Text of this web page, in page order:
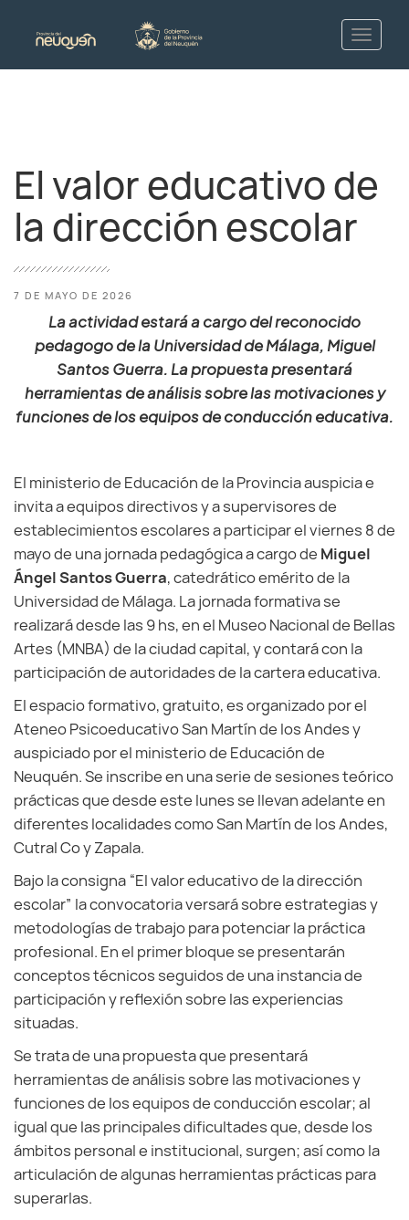
El valor educativo de
la dirección escolar
7 DE MAYO DE 2026
La actividad estará a cargo del reconocido
pedagogo de la Universidad de Málaga, Miguel
Santos Guerra. La propuesta presentará
herramientas de análisis sobre las motivaciones y
funciones de los equipos de conducción educativa.
El ministerio de Educación de la Provincia auspicia e
invita a equipos directivos y a supervisores de
establecimientos escolares a participar el viernes 8 de
mayo de una jornada pedagógica a cargo de Miguel
Ángel Santos Guerra, catedrático emérito de la
Universidad de Málaga. La jornada formativa se
realizará desde las 9 hs, en el Museo Nacional de Bellas
Artes (MNBA) de la ciudad capital, y contará con la
participación de autoridades de la cartera educativa.
El espacio formativo, gratuito, es organizado por el
Ateneo Psicoeducativo San Martín de los Andes y
auspiciado por el ministerio de Educación de
Neuquén. Se inscribe en una serie de sesiones teórico
prácticas que desde este lunes se llevan adelante en
diferentes localidades como San Martín de los Andes,
Cutral Co y Zapala.
Bajo la consigna “El valor educativo de la dirección
escolar” la convocatoria versará sobre estrategias y
metodologías de trabajo para potenciar la práctica
profesional. En el primer bloque se presentarán
conceptos técnicos seguidos de una instancia de
participación y reflexión sobre las experiencias
situadas.
Se trata de una propuesta que presentará
herramientas de análisis sobre las motivaciones y
funciones de los equipos de conducción escolar; al
igual que las principales dificultades que, desde los
ámbitos personal e institucional, surgen; así como la
articulación de algunas herramientas prácticas para
superarlas.